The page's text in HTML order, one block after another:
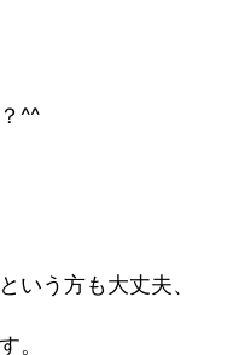
^^
いう方も大丈夫、
。